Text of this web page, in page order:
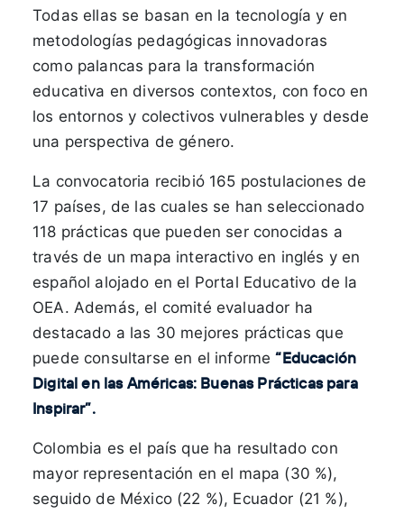
Todas ellas se basan en la tecnología y en
metodologías pedagógicas innovadoras
como palancas para la transformación
educativa en diversos contextos, con foco en
los entornos y colectivos vulnerables y desde
una perspectiva de género.
La convocatoria recibió 165 postulaciones de
17 países, de las cuales se han seleccionado
118 prácticas que pueden ser conocidas a
través de un mapa interactivo en inglés y en
español alojado en el Portal Educativo de la
OEA. Además, el comité evaluador ha
destacado a las 30 mejores prácticas que
puede consultarse en el informe“Educación
Digital en las Américas: Buenas Prácticas para
Inspirar”.
Colombia es el país que ha resultado con
mayor representación en el mapa (30 %),
seguido de México (22 %), Ecuador (21 %),